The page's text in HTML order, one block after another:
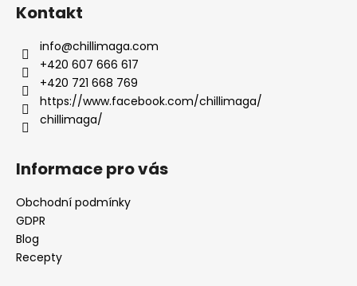
Kontakt
info@chillimaga.com
+420 607 666 617
+420 721 668 769
https://www.facebook.com/chillimaga/
chillimaga/
Informace pro vás
Obchodní podmínky
GDPR
Blog
Recepty